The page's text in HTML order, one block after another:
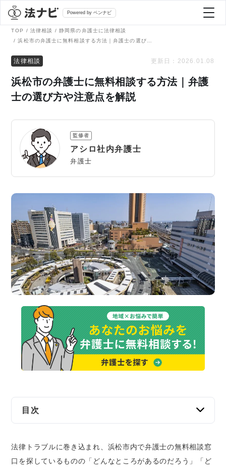
Powered by ベンナビ
全て
刑事事件
債務整理
交通事故
遺産相続
労働問題
債権回収
IT・ネット
資金調達
弁護士を探す
AI Search Premium
掲載をご検討の弁護士の方へ
TOP 法律相談
静岡県の弁護士に法律相談
法律相談 更新日： 2026.01.08
浜松市の弁護士に無料相談する方法｜弁護
士の選び方や注意点を解説
監修者
アシロ社内弁護士
弁護士
目次
ビ」がおすすめ
夫婦問題・男女問題なら「ベンナビ離婚」
法律トラブルに巻き込まれ、浜松市内で弁護士の無料相談窓
口を探しているものの「どんなところがあるのだろう」「ど